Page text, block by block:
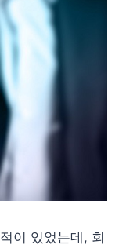
이 있었는데, 회